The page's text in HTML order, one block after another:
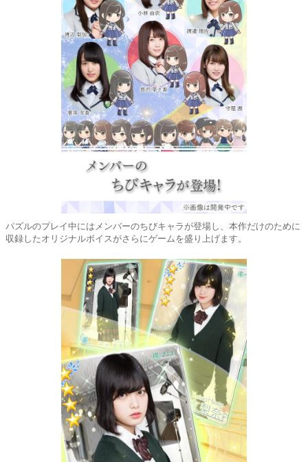
パズルのプレイ中にはメンバーのちびキャラが登場し、本作だけのために
収録したオリジナルボイスがさらにゲームを盛り上げます。